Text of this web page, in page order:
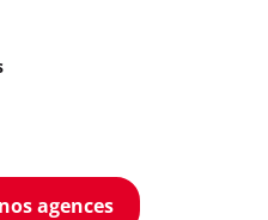
agences